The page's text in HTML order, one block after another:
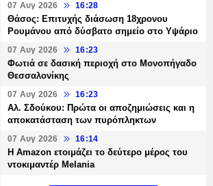
07 Αυγ 2026 16:28
Θάσος: Επιτυχής διάσωση 18χρονου
Ρουμάνου από δύσβατο σημείο στο Υψάριο
07 Αυγ 2026 16:23
Φωτιά σε δασική περιοχή στο Μονοπήγαδο
Θεσσαλονίκης
07 Αυγ 2026 16:23
Αλ. Σδούκου: Πρώτα οι αποζημιώσεις και η
αποκατάσταση των πυρόπληκτων
07 Αυγ 2026 16:14
Η Amazon ετοιμάζει το δεύτερο μέρος του
ντοκιμαντέρ Melania